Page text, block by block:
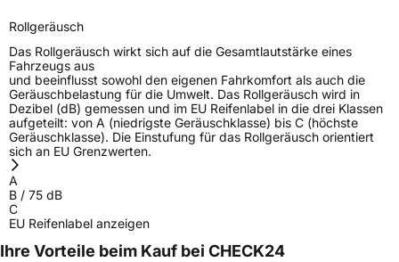
Rollgeräusch
Das Rollgeräusch wirkt sich auf die Gesamtlautstärke eines
Fahrzeugs aus
und beeinflusst sowohl den eigenen Fahrkomfort als auch die
Geräuschbelastung für die Umwelt. Das Rollgeräusch wird in
Dezibel (dB) gemessen und im EU Reifenlabel in die drei Klassen
aufgeteilt: von A (niedrigste Geräuschklasse) bis C (höchste
Geräuschklasse). Die Einstufung für das Rollgeräusch orientiert
sich an EU Grenzwerten.
A
B / 75 dB
C
EU Reifenlabel anzeigen
Ihre Vorteile beim Kauf bei CHECK24